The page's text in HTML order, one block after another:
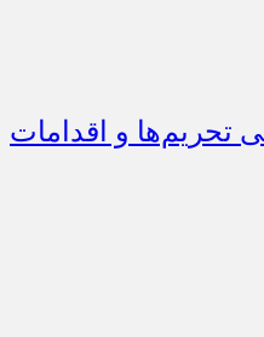
تحریم‌ها و اقدامات